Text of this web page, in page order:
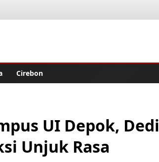
Cirebon
UI Depok, Dedi
Unjuk Rasa